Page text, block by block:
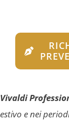
Vivaldi
estivo e nei